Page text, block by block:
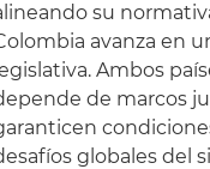
su
avanza en
Ambos
de marcos
globales del